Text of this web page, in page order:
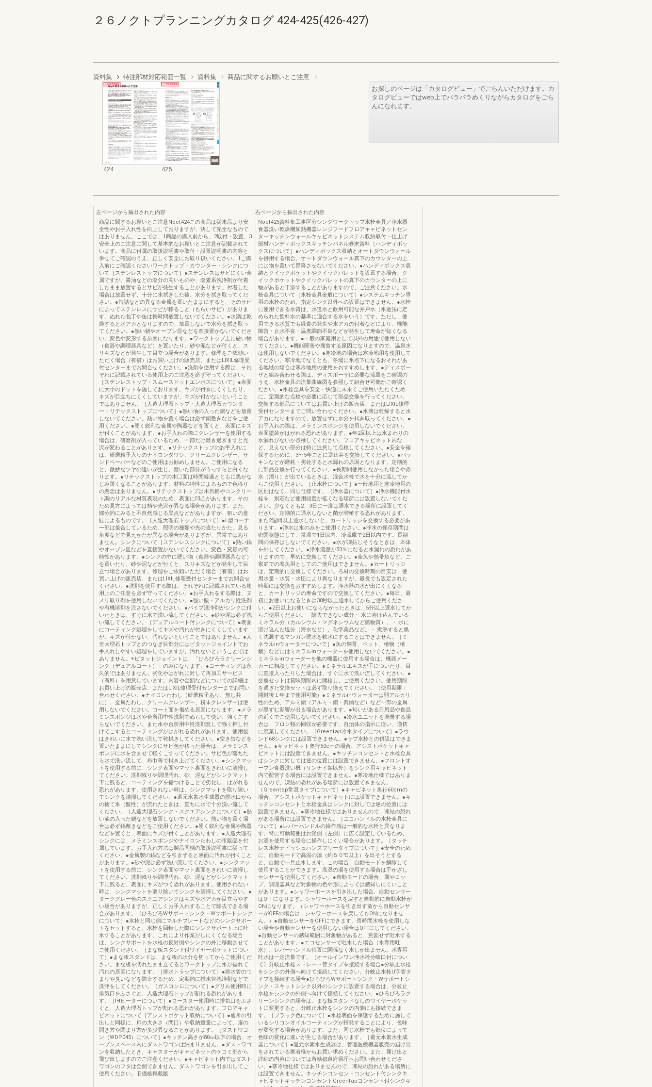
２６ノクトプランニングカタログ 424-425(426-427)
資料集 特注部材対応範囲一覧 資料集 商品に関するお願いとご注意
424 425
お探しのページは「カタログビュー」でごらんいただけます。カ
タログビューではweb上でパラパラめくりながらカタログをごら
んになれます。
左ページから抽出された内容
商品に関するお願いとご注意Noct424この商品は従来品より安
全性やお手入れ性を向上しておりますが、決して完全なもので
はありません。ここでは、1商品の購入前から、2取付・設置、3
安全上のご注意に関して基本的なお願いとご注意が記載されて
います。商品に付属の取扱説明書や取付・設置説明書の内容と
併せてご確認のうえ、正しく安全にお取り扱いください。1ご購
入前にご確認くださいワークトップ・カウンター・シンクにつ
いて［ステンレストップについて］●ステンレスはサビにくい金
属ですが、醤油などの塩分の高いものや、塩素系洗浄剤が付着
したまま放置するとサビが発生することがあります。付着した
場合は放置せず、十分に水拭きした後、水分を拭き取ってくだ
さい。●缶詰などの異なる金属を置いたままにすると、そのサビ
によってステンレスにサビが移ること（もらいサビ）がありま
す。ぬれた包丁や缶は長時間放置しないでください。●水滴は乾
燥すると水アカとなりますので、放置しないで水分を拭き取っ
てください。●熱い鍋やオーブン皿などを直接置かないでくださ
い。変色や変形する原因になります。●ワークトップ上に硬い物
（食器や調理器具など）を置いたり、砂や泥などが付くと、ス
リキズなどが発生して目立つ場合があります。修理をご依頼い
ただく場合（有償）はお買い上げの販売店、またはLIXIL修理受
付センターまでお問合せください。●洗剤を使用する際は、それ
ぞれに記載されている使用上のご注意を必ず守ってください。
［ステンレストップ・スムースドットエンボスについて］●表面
に大小のドットを施しております。キズが付きにくくしたり、
キズが目立ちにくくしていますが、キズが付かないということ
ではありません。［人造大理石トップ・人造大理石カウンタ
ー・リテックストップについて］●熱い油の入った鍋などを放置
しないでください。熱い物を置く場合は必ず鍋敷きなどをご使
用ください。●硬く鋭利な金属や陶器などを置くと、表面にキズ
が付くことがあります。●お手入れの際にクレンザーを使用する
場合は、研磨剤が入っているため、一部だけ磨き過ぎますと光
沢が変わることがあります。●リテックストップのお手入れに
は、研磨粒子入りのナイロンタワシ、クリームクレンザー、サ
ンドペーパーなどのご使用はお勧めしません。ご使用になる
と、微妙なツヤの違いが生じ、磨いた部分がうっすらと白くな
ります。●リテックストップの木口面は時間経過とともに黒がな
じみ薄くなることがあります。材料の特性によるもので色移り
の懸念はありません。●リテックストップは木目柄やコンクリー
ト調のリアルな材質表現のため、表面に凹凸があります。その
ため見方によっては柄や光沢が異なる場合があります。また、
部分的にみると不自然感じる黒点などがありますが、狙いの意
匠によるものです。［人造大理石トップについて］●L型コーナ
ー部は接合しているため、照明の種類や光の当たりかた、見る
角度などで見えかたが異なる場合がありますが、異常ではあり
ません。シンクについて［ステンレスシンクについて］●熱い鍋
やオーブン皿などを直接置かないでください。変色・変形の可
能性があります。●シンクの中に硬い物（食器や調理器具など）
を置いたり、砂や泥などが付くと、スリキズなどが発生して目
立つ場合があります。修理をご依頼いただく場合（有償）はお
買い上げの販売店、またはLIXIL修理受付センターまでお問合せ
ください。●洗剤を使用する際は、それぞれに記載されている使
用上のご注意を必ず守ってください。●お手入れをする際は、ヌ
メリ取り剤を使用しないでください。●強い酸・アルカリ性洗剤
や有機溶剤を流さないでください。●パイプ洗浄剤がシンクに付
いたときは、すぐに水で洗い流してください。●砂や泥は必ず洗
い流してください。［デュアルコート付シンクについて］●表面
にコーティング処理をしてキズや汚れが付きにくくしています
が、キズが付かない、汚れないということではありません。●人
造大理石トップとのつなぎ目部分にはピタットジョイントでお
手入れしやすい処理をしていますが、汚れないということでは
ありません。※ピタットジョイントは、「ひろびろラクリーンシ
ンク（デュアルコート）」のみになります。●コーティングは永
久的ではありません。劣化やはがれに対して再加工サービス
（有料）を用意しています。内容や金額などについての詳細は
お買い上げの販売店、またはLIXIL修理受付センターまでお問い
合わせください。●ナイロンたわし（研磨粒子あり、無し共
に）、金属たわし、クリームクレンザー、粉末クレンザーは使
用しないでください。コート面を傷める原因になります。●メラ
ミンスポンジは水や台所用中性洗剤でぬらして使い、強くこす
らないでください。また水や台所用中性洗剤無しで強く押し付
けてこするとコーティングがはがれる恐れがあります。使用後
はきれいに水で洗い流して乾拭きしてください。●空き缶などを
置いたままにしてシンクにサビ色が移った場合は、メラミンス
ポンジに水を含ませて軽くこすってください。サビ色が落ちた
ら水で洗い流して、布巾等で拭き上げてください。●シンクマッ
トを使用する前に、シンク表面やマット裏面をきれいに清掃し
てください。洗剤残りや調理汚れ、砂、泥などがシンクマット
下に残ると、コーティングを傷つけることで劣化し、はがれる
恐れがあります。使用されない時は、シンクマットを取り除い
てシンクを清掃してください。●還元水素水生成器の排水口から
の捨て水（酸性）が流れたときは、直ちに水で十分洗い流して
ください。［人造大理石シンク・スクエアシンクについて］●熱
い油の入った鍋などを放置しないでください。熱い物を置く場
合は必ず鍋敷きなどをご使用ください。●硬く鋭利な金属や陶器
などを置くと、表面にキズが付くことがあります。●人造大理石
シンクには、メラミンスポンジやナイロンたわしの市販品を付
属しています。お手入れ方法は製品同梱の取扱説明書に従って
ください。●金属製の鍋などを引きずると表面に汚れが付くこと
があります。●砂や泥は必ず洗い流してください。●シンクマッ
トを使用する前に、シンク表面やマット裏面をきれいに清掃し
てください。洗剤残りや調理汚れ、砂、泥などがシンクマット
下に残ると、表面にキズがつく恐れがあります。使用されない
時は、シンクマットを取り除いてシンクを清掃してください。●
ダークグレー色のスクエアシンクはキズや水アカが目立ちやす
い場合がありますが、正しくお手入れすることで除去できる場
合があります。［ひろびろWサポートシンク・Wサポートシンク
について］●水栓と同じ側にマルチプレートなどのシンクサポー
トをセットすると、水栓を回転した際にシンクサポート上に吐
水することがあります。これにより作業がしにくくなる場合
は、シンクサポートを水栓の反対側やシンクの外に移動させて
ご使用ください。［まな板スタンド付ワイヤーポケットについ
て］●まな板スタンドは、まな板の水分を切ってからご使用くだ
さい。まな板を濡れたまま立てるとワークトップに水が垂れて
汚れの原因になります。［排水トラップについて］●排水管のつ
まりや臭いなどを防止するため、定期的に排水管洗浄剤などで
洗浄をしてください。［ガスコンロについて］●グリル使用時に
排気口をふさぐと、人造大理石トップが割れる恐れがありま
す。［IHヒーターについて］●ロースター使用時に排気口をふさ
ぐと、人造大理石トップが割れる恐れがあります。フロアキャ
ビネットについて［アシストポケット収納について］●通常の引
出しと同様に、扉の大きさ（間口）や収納重量によって、扉の
開き方や閉まり方が多少異なることがあります。［ダストワゴ
ン（WDP045）について］●キッチン高さが80㎝以下の場合、オ
ープンスペース内にダストワゴンは納まりません。●ダストワゴ
ンを収納したとき、キャスターがキャビネットのケコミ部から
飛び出しますのでご注意ください。●キャビネット内ではダスト
ワゴンのフタは全開できません。ダストワゴンを引き出してご
使用ください。旧価格掲載版
右ページから抽出された内容
Noct425資料集工事区分シンクワークトップ水栓金具／浄水器
食器洗い乾燥機加熱機器レンジフードフロアキャビネットセン
ターキッチンウォールキャビネットシステム収納取付・仕上げ
部材ハンディボックスキッチンパネル巻末資料［ハンディボッ
クスについて］●ハンディボックス収納とオートダウンウォール
を併用する場合、オートダウンウォール真下のカウンターの上
には物を置いて昇降させないでください。●ハンディボックス収
納とクイックポケットやクイックパレットを設置する場合、ク
イックポケットやクイックパレットの真下のカウンターの上に
物があると干渉することがありますので、ご注意ください。水
栓金具について［水栓金具全般について］●システムキッチン専
用の水栓のため、指定シンク以外への設置はできません。●水栓
に使用できる水質は、水道水と飲用可能な井戸水（水道法に定
められた飲料水の基準に適合する水をいう）です。ただし、使
用できる水質でも緑青の発生や水アカの付着などにより、機能
障害・止水不良・温度調節不良などが発生して寿命が短くなる
場合があります。●一般の家庭用として以外の用途で使用しない
でください。●機能障害や腐食する原因になりますので、温泉水
は使用しないでください。●寒冷地の場合は寒冷地用を使用して
ください。寒冷地でなくとも、冬場に氷点下になるおそれがあ
る地域の場合は寒冷地用の使用をおすすめします。●ディスポー
ザと組み合わせる際は、ディスポーザに必要な流量をご確認の
うえ、水栓金具の流量曲線図を参照して組合せ可能かご確認く
ださい。●水栓金具を安全・快適に末永くご使用いただくため
に、定期的な点検や必要に応じて部品交換を行ってください。
交換する部品についてはお買い上げの販売店、またはLIXIL修理
受付センターまでご問い合わせください。●水滴は乾燥すると水
アカになりますので、放置せずに水分を拭き取ってください。●
お手入れの際は、メラミンスポンジを使用しないでください。
表面塗装がはがれる恐れがあります。●年2回以上は水まわりの
水漏れがないか点検してください。フロアキャビネット内な
ど、見えない部分は特に注意して点検してください。●安全を確
保するために、3〜5年ごとに逆止弁を交換してください。●パッ
キンなどが磨耗・劣化すると水漏れの原因となります。定期的
に部品交換を行ってください。●長期間使用しなかった場合や赤
水（濁り）が出ているときは、混合水栓で水を十分に流してか
らご使用ください。［止水栓について］●一般地用と寒冷地用の
区別はなく、同じ仕様です。［浄水器について］●浄水機能付水
栓を、別荘など使用頻度が低くなる場所には設置しないでくだ
さい。少なくとも2、3日に一度は通水できる場所に設置してく
ださい。定期的に通水しないと菌が増殖する恐れがあります。
また2週間以上通水しないと、カートリッジを交換する必要があ
ります。●浄水は水のみをご使用ください。●浄水の保存期間は
密閉状態にして、常温で1日以内、冷蔵庫で2日以内です。長期
間の保存はしないでください。●水が凍結しそうなときは、本体
を外してください。●浄水流量が50％になると水漏れの恐れがあ
りますので、早めに交換してください。●金魚や熱帯魚など、ご
家庭での養魚用としてのご使用はできません。●カートリッジ
は、定期的に交換してください。ろ材の交換時期の目安は、使
用水量・水質・水圧により異なりますが、最長でも設定された
時期には交換をおすすめします。浄水器の水が出にくくなる
と、カートリッジの寿命ですので交換してください。●毎日、最
初にお使いになるときは30秒以上通水してからご使用くださ
い。●2日以上お使いにならなかったときは、5分以上通水してか
らご使用ください。 除去できない成分・ 水に溶け込んでいる
ミネラル分（カルシウム・マグネシウムなど鉱物質）。・ 水に
溶け込んだ塩分（海水など）、化学薬品など。・ 煮沸すると黒
く沈澱するマンガン硬水を軟水にすることはできません。［ミ
ネラルinウォーターについて］●魚の飼育、ペット、植物（植
栽）などにはミネラルinウォーターを使用しないでください。●
ミネラルinウォーターを他の機器に使用する場合は、機器メー
カーに相談してください。●ミネラルエキスが手についたり、目
に直接入ったりした場合は、すぐに水で洗い流してください。●
交換セットは賞味期限内に開栓し、ご使用ください。使用期限
を過ぎた交換セットは必ず取り換えてください。（使用期限：
開封後１年まで使用可能）●ミネラルinウォーターは弱アルカリ
性のため、アルミ鍋（アルミ・銅・真鍮など）など一部の金属
が黒ずむ影響が出る場合があります。●匂いがある日用品や食品
の近くでご使用しないでください。●冷水ユニットを廃棄する場
合は、フロン類の回収が必要です。自治体の指示に従い、適切
に廃棄してください。［Greentap冷水タイプについて］●ラウ
ンド68シンクには設置できません。●サブ水栓との併設はできま
せん。●キャビネット奥行60cmの場合、アシストポケットキャ
ビネットには設置できません。●キッチンコンセントと水栓金具
はシンクに対しては逆の位置には設置できません。●フロントオ
ープン食器洗い機（リンナイ製以外）をシンク用キャビネット
内で配管する場合には設置できません。●寒冷地仕様ではありま
せんので、凍結の恐れがある場所には設置できません。
［Greentap常温タイプについて］●キャビネット奥行60cmの
場合、アシストポケットキャビネットには設置できません。●キ
ッチンコンセントと水栓金具はシンクに対しては逆の位置には
設置できません。●寒冷地仕様ではありませんので、凍結の恐れ
がある場所には設置できません。［エコハンドルの水栓金具に
ついて］●レバーハンドルの操作感は一般的な水栓と異なりま
す。特に可動範囲はお湯側（左側）に広く設定しているため、
お湯を使用する場合に操作しにくい場合があります。［タッチ
レス水栓ナビッシュハンズフリータイプについて］●安全のため
に、自動モードで高温の湯（約５０℃以上）を出そうとする
と、自動で一旦止水します。この場合、自動モードを解除して
使用することができます。高温の湯を使用する場合は手かざし
センサーを使用してください。●自動モードの場合、皿やコッ
プ、調理器具など対象物の色や形によっては感知しにくいこと
があります。●シャワーホースを引き出した場合、自動センサー
はOFFになります。シャワーホースを戻すと自動的に自動水栓が
ONになります。（シャワーホースを引き出す前から自動センサ
ーがOFFの場合は、シャワーホースを戻してもONになりませ
ん。）●自動センサーをOFFにできます。長時間水栓を使用しな
い場合や自動センサーを使用しない場合はOFFにしてください。
●自動センサーの感知範囲に対象物があると、意図せず吐水する
ことがあります。●エコセンサーで吐水した場合（水専用吐
水）、レバーハンドル位置に関係なく水しか出ません。水専用
吐水は一定流量です。［オールインワン浄水栓分岐口付につい
て］分岐止水栓ストレート管タイプを接続する場合●分岐止水栓
をシンクの外側へ向けて接続してください。分岐止水栓U字管タ
イプを接続する場合●ひろびろWサポートシンク・Wサポートシ
ンク・スキットシンク以外のシンクに設置する場合は、分岐止
水栓をシンクの外側へ向けて接続してください。●ひろびろラク
リーンシンクの場合は、まな板スタンドなしのワイヤーポケッ
トに変更すると、分岐止水栓をシンクの内側にも接続できま
す。［ブラック色について］●水栓表面を保護するために施して
いるシリコンオイルコーティングが揮発することにより、色味
が変化する場合があります。また、同じ水栓でも部位によって
色味の変化に違いが生じる場合があります。［還元水素水生成
器について］●還元水素水生成器は、管理医療機器販売の届け出
をされている業者様からお買い求めください。また、届け出と
詳細の内容については所轄都道府県庁へお問い合わせくださ
い。●寒冷地仕様ではありませんので、凍結の恐れがある場所に
は設置できません。キッチンコンセントコンセント付シンクキ
ャビネットキッチンコンセントGreentapコンセント付シンクキ